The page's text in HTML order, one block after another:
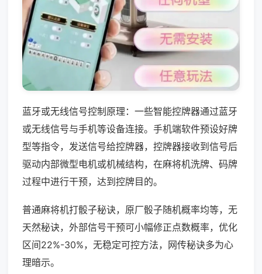
蓝牙或无线信号控制原理：一些智能控牌器通过蓝牙
或无线信号与手机等设备连接。手机端软件预设好牌
型等指令，发送信号给控牌器，控牌器接收到信号后
驱动内部微型电机或机械结构，在麻将机洗牌、码牌
过程中进行干预，达到控牌目的。
普通麻将机打骰子秘诀，原厂骰子随机概率均等，无
天然秘诀，外部信号干预可小幅修正点数概率，优化
区间22%-30%，无稳定可控方法，网传秘诀多为心
理暗示。